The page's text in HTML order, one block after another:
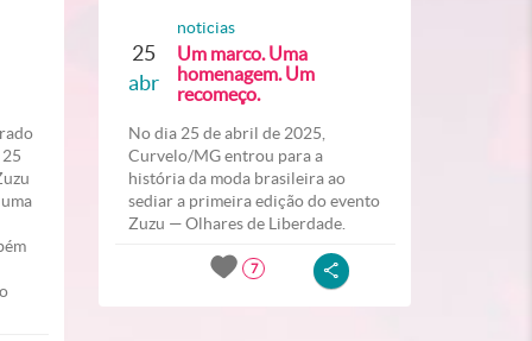
25
abr
noticias
Um marco. Uma
homenagem. Um
recomeço.
No dia 25 de abril de 2025,
Curvelo/MG entrou para a
história da moda brasileira ao
sediar a primeira edição do evento
Zuzu — Olhares de Liberdade.
7